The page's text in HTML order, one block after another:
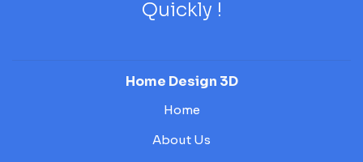
Quickly !
Home Design 3D
Home
About Us